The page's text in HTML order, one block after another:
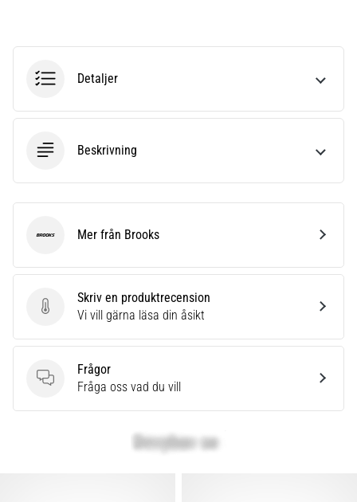
mycket
vanligt
hälsoproblem
löpare
Vad…
alla
Detaljer
Beskrivning
Skriv en produktrecension
Skriv en produktrecension
Vi vill gärna läsa din åsikt
Frågor
Frågor
Fråga oss vad du vill
BrooksMer från Brooks